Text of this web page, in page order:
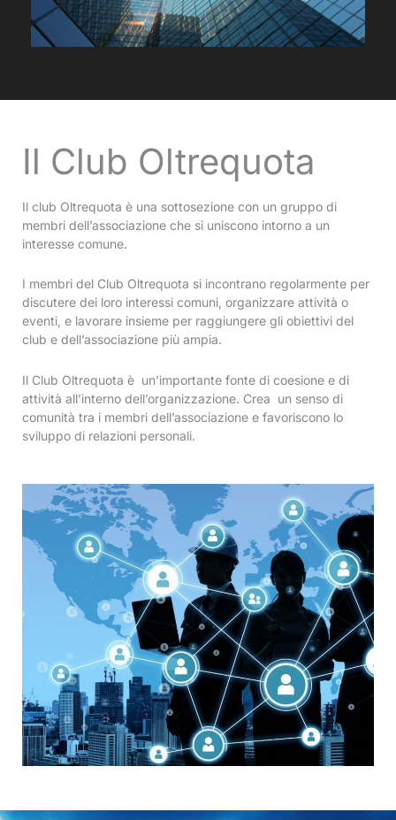
Il Club Oltrequota
Il club Oltrequota è una sottosezione con un gruppo di
membri dell’associazione che si uniscono intorno a un
interesse comune.
I membri del Club Oltrequota si incontrano regolarmente per
discutere dei loro interessi comuni, organizzare attività o
eventi, e lavorare insieme per raggiungere gli obiettivi del
club e dell’associazione più ampia.
Il Club Oltrequota è un’importante fonte di coesione e di
attività all’interno dell’organizzazione. Crea un senso di
comunità tra i membri dell’associazione e favoriscono lo
sviluppo di relazioni personali.